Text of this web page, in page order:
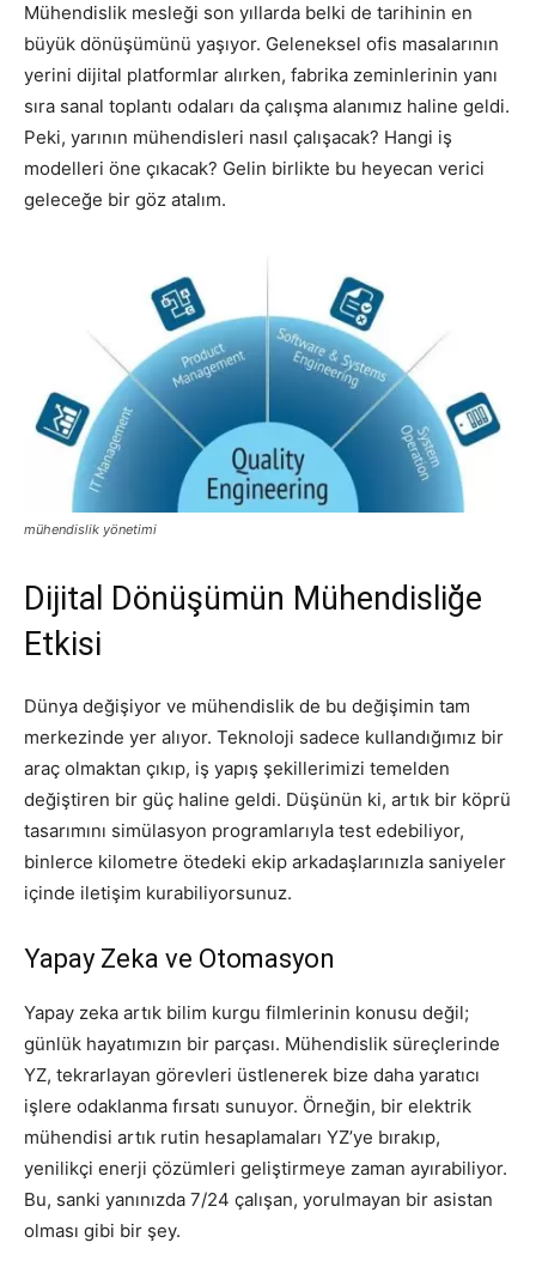
Mühendislik mesleği son yıllarda belki de tarihinin en
büyük dönüşümünü yaşıyor. Geleneksel ofis masalarının
yerini dijital platformlar alırken, fabrika zeminlerinin yanı
sıra sanal toplantı odaları da çalışma alanımız haline geldi.
Peki, yarının mühendisleri nasıl çalışacak? Hangi iş
modelleri öne çıkacak? Gelin birlikte bu heyecan verici
geleceğe bir göz atalım.
mühendislik yönetimi
Dijital Dönüşümün Mühendisliğe
Etkisi
Dünya değişiyor ve mühendislik de bu değişimin tam
merkezinde yer alıyor. Teknoloji sadece kullandığımız bir
araç olmaktan çıkıp, iş yapış şekillerimizi temelden
değiştiren bir güç haline geldi. Düşünün ki, artık bir köprü
tasarımını simülasyon programlarıyla test edebiliyor,
binlerce kilometre ötedeki ekip arkadaşlarınızla saniyeler
içinde iletişim kurabiliyorsunuz.
Yapay Zeka ve Otomasyon
Yapay zeka artık bilim kurgu filmlerinin konusu değil;
günlük hayatımızın bir parçası. Mühendislik süreçlerinde
YZ, tekrarlayan görevleri üstlenerek bize daha yaratıcı
işlere odaklanma fırsatı sunuyor. Örneğin, bir elektrik
mühendisi artık rutin hesaplamaları YZ’ye bırakıp,
yenilikçi enerji çözümleri geliştirmeye zaman ayırabiliyor.
Bu, sanki yanınızda 7/24 çalışan, yorulmayan bir asistan
olması gibi bir şey.